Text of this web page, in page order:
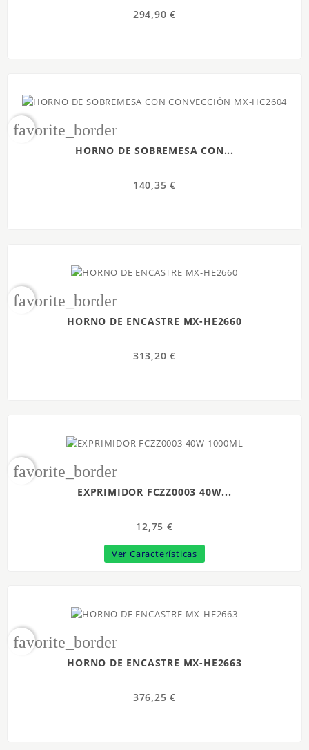
294,90 €
favorite_border
HORNO DE SOBREMESA CON...
140,35 €
favorite_border
HORNO DE ENCASTRE MX-HE2660
313,20 €
favorite_border
EXPRIMIDOR FCZZ0003 40W...
12,75 €
Ver Características
favorite_border
HORNO DE ENCASTRE MX-HE2663
376,25 €